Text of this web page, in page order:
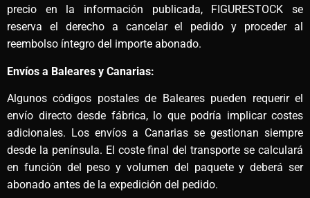
precio en la información publicada, FIGURESTOCK se
reserva el derecho a cancelar el pedido y proceder al
reembolso íntegro del importe abonado.
Envíos a Baleares y Canarias:
Algunos códigos postales de Baleares pueden requerir el
envío directo desde fábrica, lo que podría implicar costes
adicionales. Los envíos a Canarias se gestionan siempre
desde la península. El coste final del transporte se calculará
en función del peso y volumen del paquete y deberá ser
abonado antes de la expedición del pedido.